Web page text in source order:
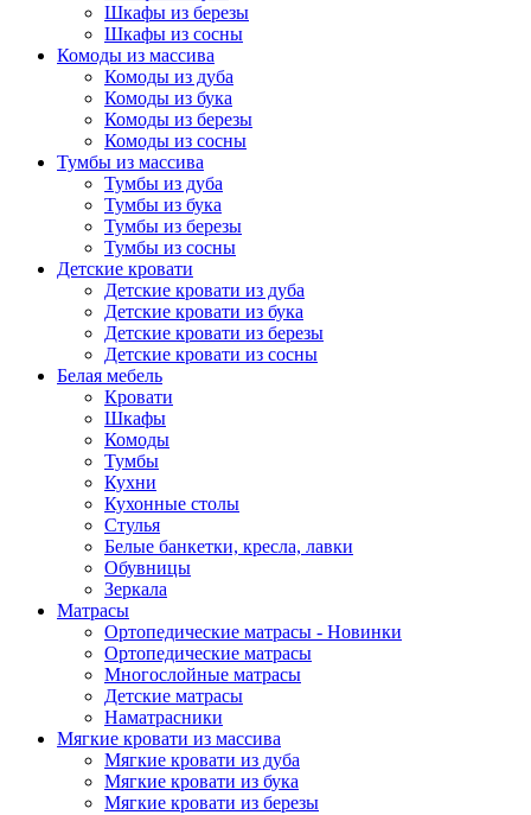
Шкафы из березы
Шкафы из сосны
Комоды из массива
Комоды из дуба
Комоды из бука
Комоды из березы
Комоды из сосны
Тумбы из массива
Тумбы из дуба
Тумбы из бука
Тумбы из березы
Тумбы из сосны
Детские кровати
Детские кровати из дуба
Детские кровати из бука
Детские кровати из березы
Детские кровати из сосны
Белая мебель
Кровати
Шкафы
Комоды
Тумбы
Кухни
Кухонные столы
Стулья
Белые банкетки, кресла, лавки
Обувницы
Зеркала
Матрасы
Ортопедические матрасы - Новинки
Ортопедические матрасы
Многослойные матрасы
Детские матрасы
Наматрасники
Мягкие кровати из массива
Мягкие кровати из дуба
Мягкие кровати из бука
Мягкие кровати из березы